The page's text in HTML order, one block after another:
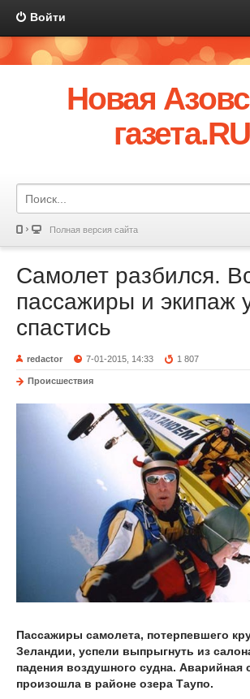
Войти
Новая
газета.RU
Полная версия сайта
Самолет разбился.
пассажиры и экипаж
спастись
redactor 7-01-2015, 14:33 1 807
Происшествия
Пассажиры самолета, потерпевшего
Зеландии, успели выпрыгнуть из
падения воздушного судна. Аварийная
произошла в районе озера Таупо.